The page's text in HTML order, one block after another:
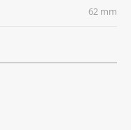
62 mm